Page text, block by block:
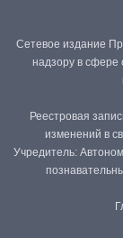
Сетевое издание
надзору в сфере
Реестровая
изменений в
Учредитель: